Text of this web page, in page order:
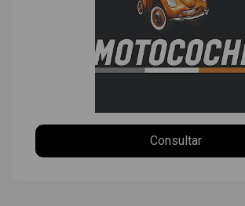
Consultar